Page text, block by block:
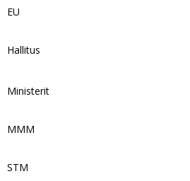
EU
Hallitus
Ministerit
MMM
STM